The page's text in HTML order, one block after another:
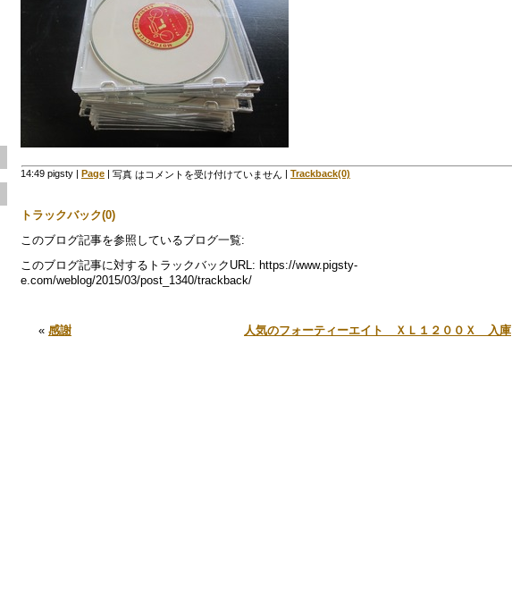
14:49 pigsty | Page | 写真 は コメントを受け付けていません | Trackback(0)
トラックバック(0)
このブログ記事を参照しているブログ一覧:
このブログ記事に対するトラックバックURL: https://www.pigsty-
e.com/weblog/2015/03/post_1340/trackback/
« 感謝 人気のフォーティーエイト ＸＬ１２００Ｘ 入庫